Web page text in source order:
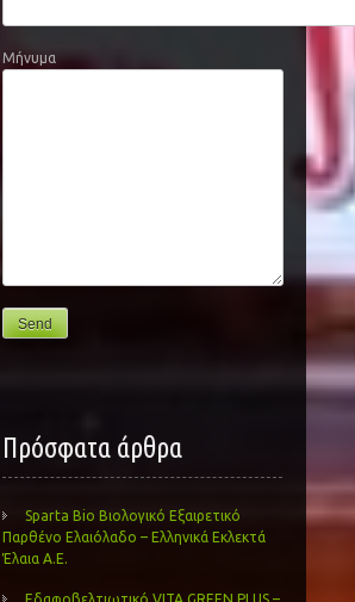
Μήνυμα
Πρόσφατα άρθρα
Sparta Bio Βιολογικό Εξαιρετικό
Παρθένο Ελαιόλαδο – Ελληνικά Εκλεκτά
Έλαια Α.Ε.